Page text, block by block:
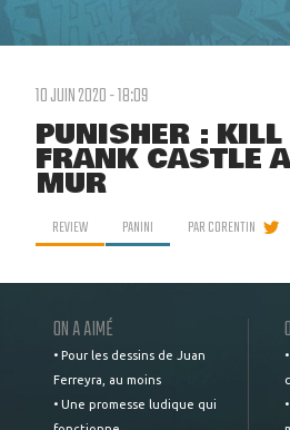
10 JUIN 2020 - 18:09
PUNISHER :
FRANK CASTLE
MUR
REVIEW PANINI PARCORENTIN
ON A AIMÉ
• Pour les dessins de Juan
Ferreyra, au moins
• Une promesse ludique qui